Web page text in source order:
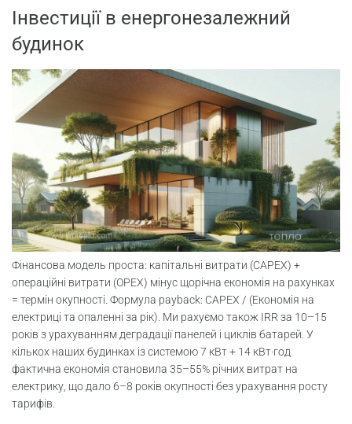
Інвестиції в енергонезалежний
будинок
Фінансова модель проста: капітальні витрати (CAPEX) +
операційні витрати (OPEX) мінус щорічна економія на рахунках
= термін окупності. Формула payback: CAPEX / (Економія на
електриці та опаленні за рік). Ми рахуємо також IRR за 10–15
років з урахуванням деградації панелей і циклів батарей. У
кількох наших будинках із системою 7 кВт + 14 кВт·год
фактична економія становила 35–55% річних витрат на
електрику, що дало 6–8 років окупності без урахування росту
тарифів.